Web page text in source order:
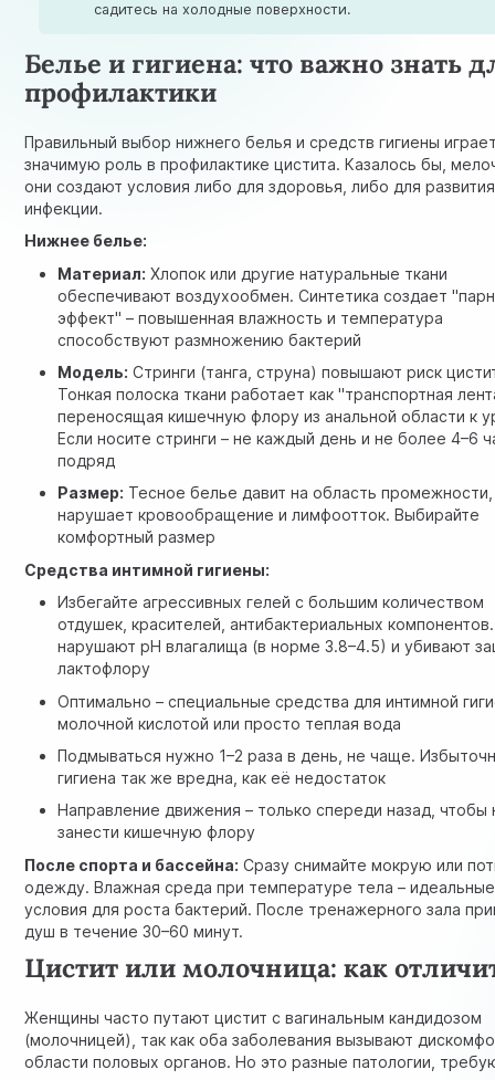
садитесь на холодные поверхности.
Белье и гигиена: что важно знать
профилактики
Правильный выбор нижнего белья и средств гигиены
значимую роль в профилактике цистита. Казалось бы,
они создают условия либо для здоровья, либо для развития
инфекции.
Нижнее белье:
Материал: Хлопок или другие натуральные ткани
обеспечивают воздухообмен. Синтетика создает
эффект" – повышенная влажность и температура
способствуют размножению бактерий
Модель: Стринги (танга, струна) повышают риск
Тонкая полоска ткани работает как "транспортная
переносящая кишечную флору из анальной области к
Если носите стринги – не каждый день и не более 4–6
подряд
Размер: Тесное белье давит на область промежности,
нарушает кровообращение и лимфоотток. Выбирайте
комфортный размер
Средства интимной гигиены:
Избегайте агрессивных гелей с большим количеством
отдушек, красителей, антибактериальных
нарушают pH влагалища (в норме 3.8–4.5) и убивают
лактофлору
Оптимально – специальные средства для интимной
молочной кислотой или просто теплая вода
Подмываться нужно 1–2 раза в день, не чаще.
гигиена так же вредна, как её недостаток
Направление движения – только спереди назад, чтобы
занести кишечную флору
После спорта и бассейна: Сразу снимайте мокрую или
одежду. Влажная среда при температуре тела – идеальные
условия для роста бактерий. После тренажерного зала
душ в течение 30–60 минут.
Цистит или молочница: как
Женщины часто путают цистит с вагинальным кандидозом
(молочницей), так как оба заболевания вызывают
области половых органов. Но это разные патологии,